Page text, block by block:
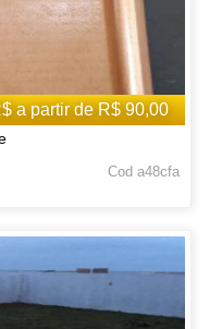
a partir de R$ 90,00
Cod a48cfa